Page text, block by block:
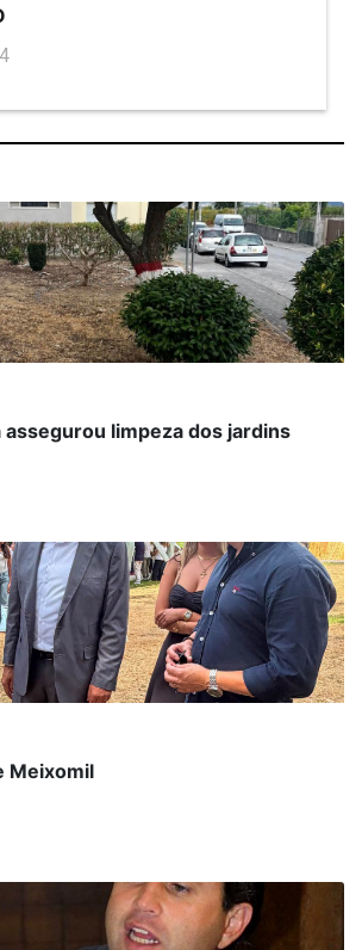
assegurou limpeza dos jardins
Meixomil